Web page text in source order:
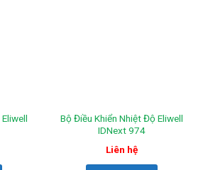
Bộ Điều Khiển Nhiệt Độ Eliwell
IDNext 974
Liên hệ